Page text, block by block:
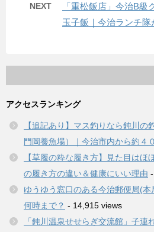
NEXT
「重松飯店」今治B級
玉子飯｜今治ランチ隊
アクセスランキング
【追記あり】マス釣りなら鈍川
門岡養魚場）｜今治市内から約４
【草履の粋な履き方】見た目はほ
の履き方の違い＆健康にいい理由
ゆうゆう窓口のある今治郵便局(
何時まで？ - 14,915 views
「鈍川温泉せせらぎ交流館」子連